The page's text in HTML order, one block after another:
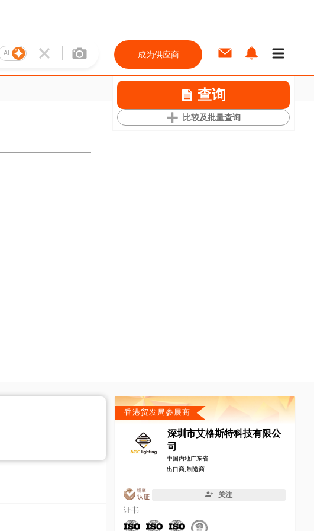
AI 成为供应商
查询
比较及批量查询
香港贸发局参展商
深圳市艾格斯特科技有限公
司
中国内地广东省
出口商, 制造商
关注
证书